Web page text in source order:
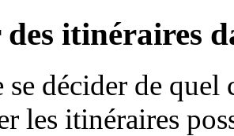
itinéraires
se décider de
les itinéraires